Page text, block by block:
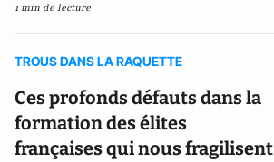
1 min de lecture
TROUS DANS LA RAQUETTE
Ces profonds défauts dans la
formation des élites
françaises qui nous fragilisent